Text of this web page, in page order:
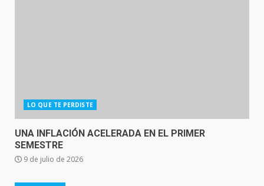
LO QUE TE PERDISTE
UNA INFLACIÓN ACELERADA EN EL PRIMER
SEMESTRE
9 de julio de 2026